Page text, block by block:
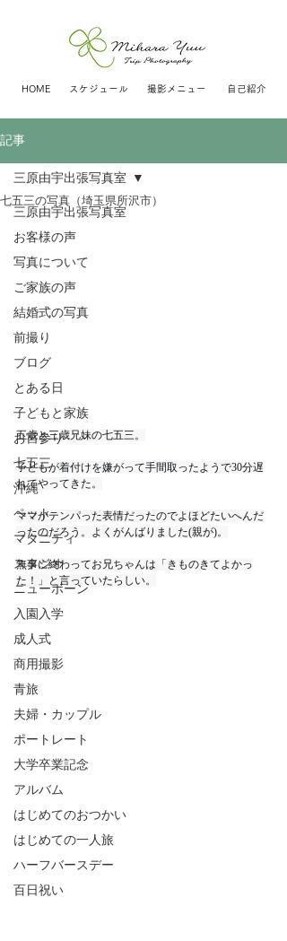
HOME スケジュール 撮影メニュー 自己紹介
記事
三原由宇出張写真室
お客様の声
写真について
ご家族の声
結婚式の写真
前撮り
ブログ
とある日
子どもと家族
お宮参り
七五三
沖縄
ペット
マタニティ
スタジオ
ニューボーン
入園入学
成人式
商用撮影
青旅
夫婦・カップル
ポートレート
大学卒業記念
アルバム
はじめてのおつかい
はじめての一人旅
ハーフバースデー
百日祝い
三原由宇出張写真室
七五三の写真（埼玉県所沢市）
五歳と三歳兄妹の七五三。
子どもが着付けを嫌がって手間取ったようで30分遅
れてやってきた。
ママがテンパった表情だったのでよほどたいへんだ
ったのだろう。よくがんばりました(親が)。
無事に終わってお兄ちゃんは「きものきてよかっ
た！」と言っていたらしい。